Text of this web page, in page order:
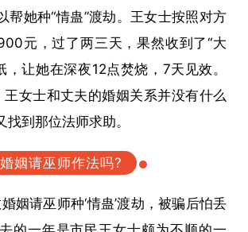
帮她种“情蛊”渡劫。王女士按照对方
元，过了两三天，果然收到了“大
，让她在深夜12点焚烧，7天见效。
女士和丈夫的婚姻关系并没有什么
找到那位法师求助。
姻请巫师作法吗?
姻请巫师种‘情蛊’渡劫，被骗后怕丢